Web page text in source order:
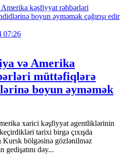
07:26
və Amerika
müttəfiqlərə
boyun əyməmək
xarici kəşfiyyat agentliklərinin
tarixi birgə çıxışda
Kursk bölgəsinə gözlənilməz
gedişatını dəy...